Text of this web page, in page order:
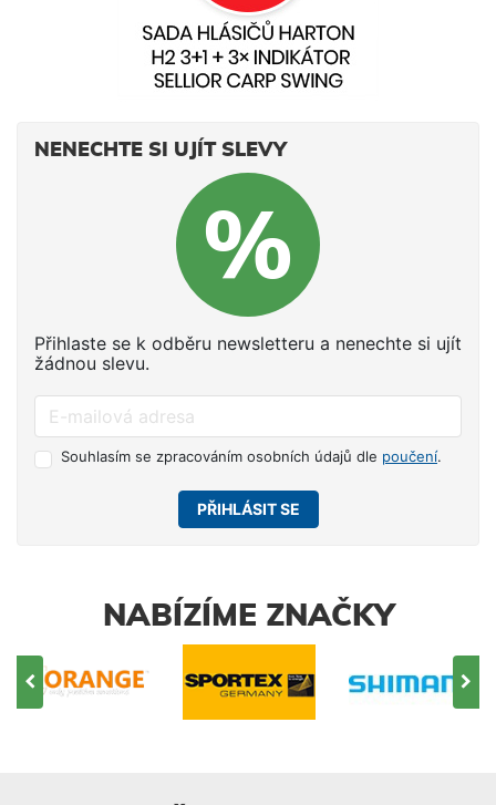
NENECHTE SI UJÍT SLEVY
Přihlaste se k odběru newsletteru a nenechte si ujít
žádnou slevu.
Souhlasím se zpracováním osobních údajů dle poučení.
PŘIHLÁSIT SE
NABÍZÍME ZNAČKY